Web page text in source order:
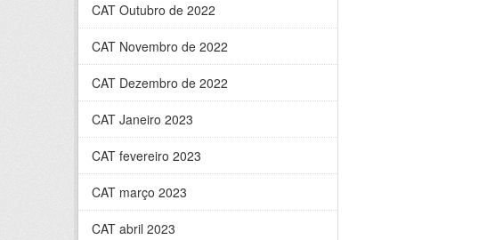
CAT Outubro de 2022
CAT Novembro de 2022
CAT Dezembro de 2022
CAT Janeiro 2023
CAT fevereiro 2023
CAT março 2023
CAT abril 2023